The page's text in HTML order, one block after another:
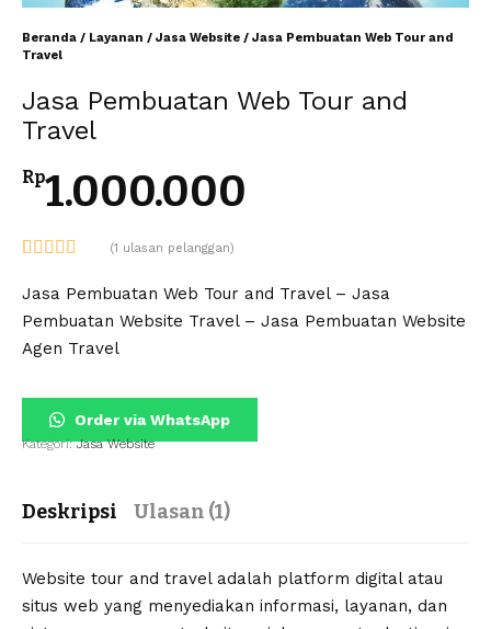
Beranda / Layanan / Jasa Website / Jasa Pembuatan Web Tour and
Travel
Jasa Pembuatan Web Tour and
Travel
Rp1.000.000
5.00dari 5
penilaian
pelanggan
(1 ulasan pelanggan)
Jasa Pembuatan Web Tour and Travel – Jasa
Pembuatan Website Travel – Jasa Pembuatan Website
Agen Travel
Order via WhatsApp
Kategori:Jasa Website
Deskripsi Ulasan (1)
Website tour and travel adalah platform digital atau
situs web yang menyediakan informasi, layanan, dan